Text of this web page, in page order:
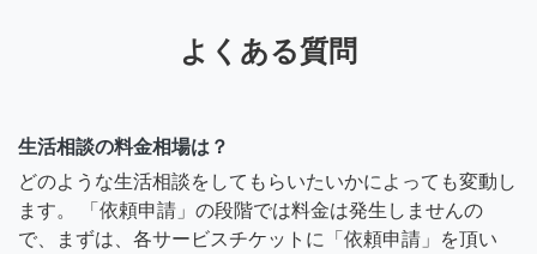
よくある質問
生活相談の料金相場は？
どのような生活相談をしてもらいたいかによっても変動し
ます。 「依頼申請」の段階では料金は発生しませんの
で、まずは、各サービスチケットに「依頼申請」を頂い